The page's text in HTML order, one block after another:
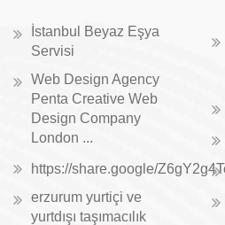
İstanbul Beyaz Eşya
Servisi
Web Design Agency
Penta Creative Web
Design Company
London ...
https://share.google/
erzurum yurtiçi ve
yurtdışı taşımacılık